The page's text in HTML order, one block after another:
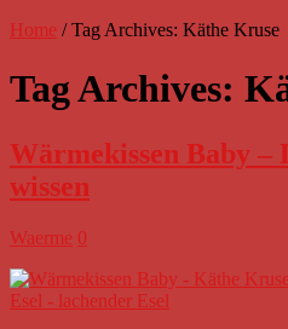
Home / Tag Archives: Käthe Kruse
Tag Archives:
Wärmekissen Baby –
wissen
Waerme 0